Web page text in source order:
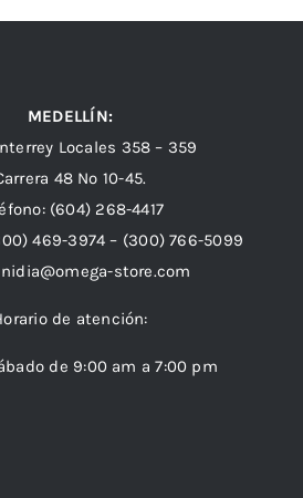
MEDELLÍN:
Locales 358 – 359
48 Nº 10-45.
(604) 268-4417
469-3974 – (300) 766-5099
nidia@omega-store.com
de atención:
de 9:00 am a 7:00 pm